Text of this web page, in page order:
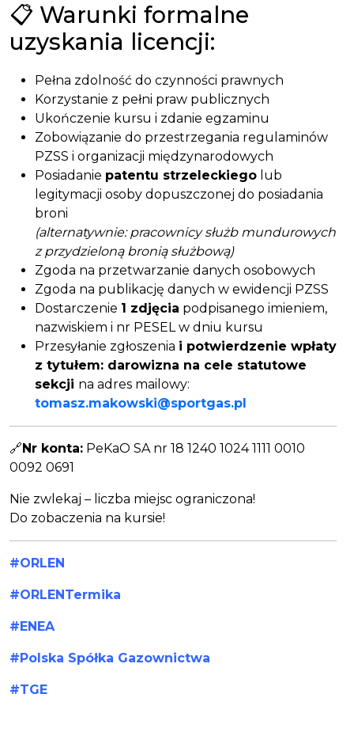
📋 Warunki formalne
uzyskania licencji:
Pełna zdolność do czynności prawnych
Korzystanie z pełni praw publicznych
Ukończenie kursu i zdanie egzaminu
Zobowiązanie do przestrzegania regulaminów
PZSS i organizacji międzynarodowych
Posiadanie patentu strzeleckiego lub
legitymacji osoby dopuszczonej do posiadania
broni
(alternatywnie: pracownicy służb mundurowych
z przydzieloną bronią służbową)
Zgoda na przetwarzanie danych osobowych
Zgoda na publikację danych w ewidencji PZSS
Dostarczenie 1 zdjęcia podpisanego imieniem,
nazwiskiem i nr PESEL w dniu kursu
Przesyłanie zgłoszenia i potwierdzenie wpłaty
z tytułem: darowizna na cele statutowe
sekcji na adres mailowy:
tomasz.makowski@sportgas.pl
🔗 Nr konta: PeKaO SA nr 18 1240 1024 1111 0010
0092 0691
Nie zwlekaj – liczba miejsc ograniczona!
Do zobaczenia na kursie!
#ORLEN
#ORLENTermika
#ENEA
#Polska Spółka Gazownictwa
#TGE